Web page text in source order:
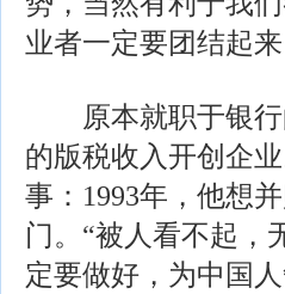
业者一定要团结起
原本就职于银行
的版税收入开创企
事：1993年，他想
门。“被人看不起，
定要做好，为中国